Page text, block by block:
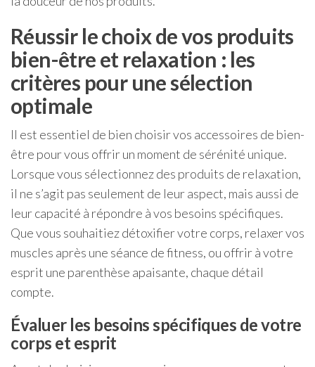
Réussir le choix de vos produits
bien-être et relaxation : les
critères pour une sélection
optimale
Il est essentiel de bien choisir vos accessoires de bien-
être pour vous offrir un moment de sérénité unique.
Lorsque vous sélectionnez des produits de relaxation,
il ne s’agit pas seulement de leur aspect, mais aussi de
leur capacité à répondre à vos besoins spécifiques.
Que vous souhaitiez détoxifier votre corps, relaxer vos
muscles après une séance de fitness, ou offrir à votre
esprit une parenthèse apaisante, chaque détail
compte.
Évaluer les besoins spécifiques de votre
corps et esprit